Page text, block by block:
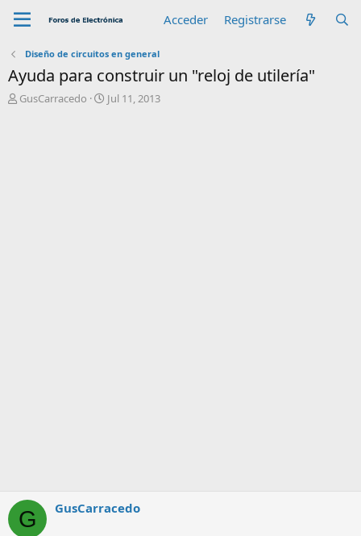
Acceder Registrarse
Diseño de circuitos en general
Ayuda para construir un "reloj de utilería"
A
GusCarracedo
F
Jul 11, 2013
G GusCarracedo